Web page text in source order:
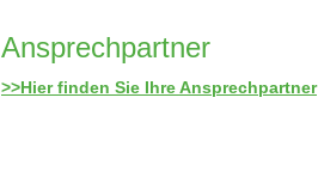
Ansprechpartner
>>Hier finden Sie Ihre Ansprechpartner